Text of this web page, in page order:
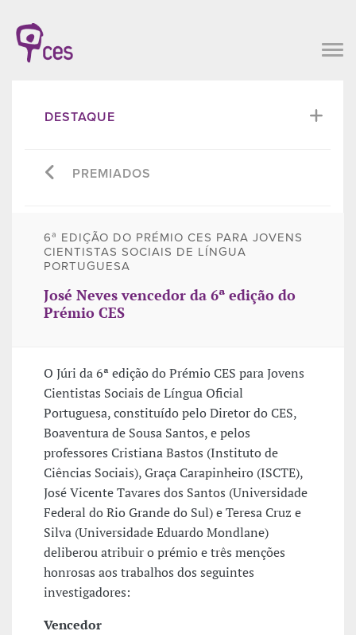
DESTAQUE
PREMIADOS
6ª EDIÇÃO DO PRÉMIO CES PARA JOVENS
CIENTISTAS SOCIAIS DE LÍNGUA
PORTUGUESA
José Neves vencedor da 6ª edição do
Prémio CES
O Júri da 6ª edição do Prémio CES para Jovens
Cientistas Sociais de Língua Oficial
Portuguesa, constituído pelo Diretor do CES,
Boaventura de Sousa Santos, e pelos
professores Cristiana Bastos (Instituto de
Ciências Sociais), Graça Carapinheiro (ISCTE),
José Vicente Tavares dos Santos (Universidade
Federal do Rio Grande do Sul) e Teresa Cruz e
Silva (Universidade Eduardo Mondlane)
deliberou atribuir o prémio e três menções
honrosas aos trabalhos dos seguintes
investigadores:
Vencedor